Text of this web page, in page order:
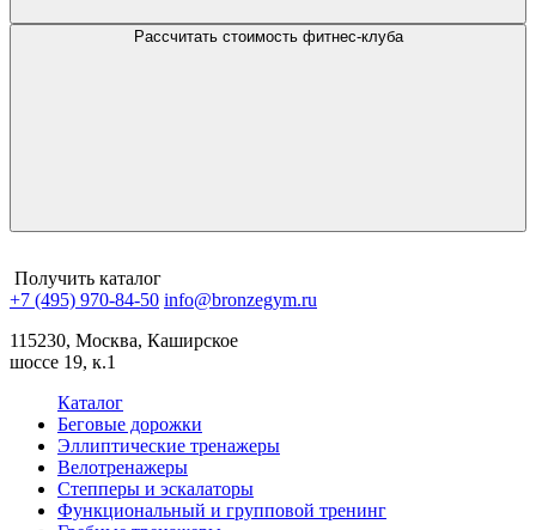
Рассчитать стоимость фитнес-клуба
Получить каталог
+7 (495) 970-84-50 info@bronzegym.ru
115230, Москва, Каширское
шоссе 19, к.1
Каталог
Беговые дорожки
Эллиптические тренажеры
Велотренажеры
Степперы и эскалаторы
Функциональный и групповой тренинг